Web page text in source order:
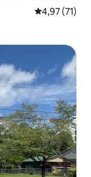
Gemiddelde
4,97 (71)